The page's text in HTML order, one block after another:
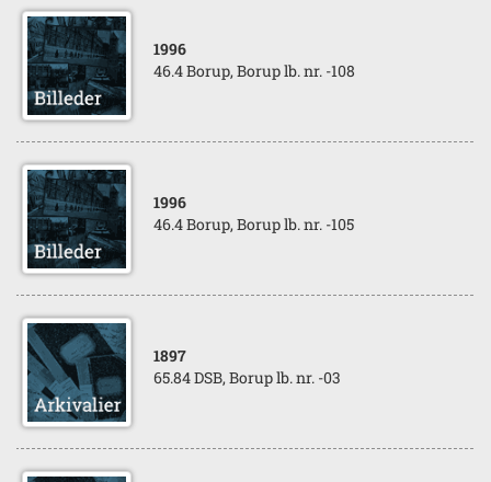
1996
46.4 Borup, Borup lb. nr. -108
1996
46.4 Borup, Borup lb. nr. -105
1897
65.84 DSB, Borup lb. nr. -03